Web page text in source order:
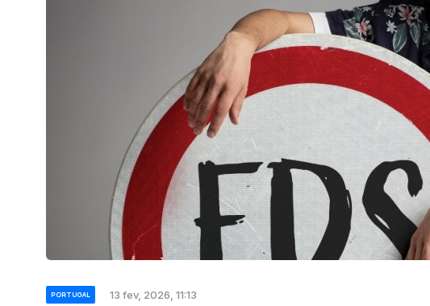
PORTUGAL 13 fev, 2026, 11:13